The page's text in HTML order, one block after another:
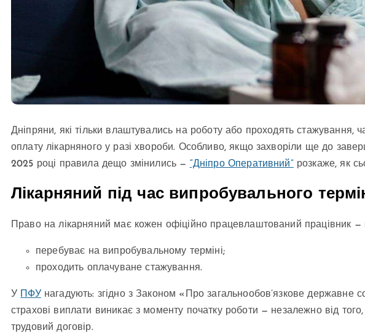
Дніпряни, які тільки влаштувались на роботу або проходять стажування,
оплату лікарняного у разі хвороби. Особливо, якщо захворіли ще до
2025 році правила дещо змінились — “Дніпро Оперативний” розкаже, як
Лікарняний під час випробувального
Право на лікарняний має кожен офіційно працевлаштований працівник —
перебуває на випробувальному терміні;
проходить оплачуване стажування.
У ПФУ нагадують: згідно з Законом «Про загальнообов’язкове державне
страхові виплати виникає з моменту початку роботи — незалежно від
трудовий договір.